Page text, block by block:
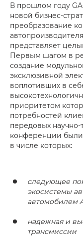
В прошлом году
новой бизнес-
преобразование
представляет
Первым шагом в
создание
эксклюзивной
воплотивших в
приоритетом
потребностей
передовых
конференции
в числе которых:
следующее
экосистемы
автомобилем
надежная и
трансмиссии